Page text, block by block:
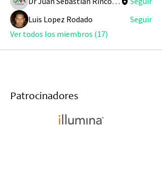
Luis Lopez Rodado
Seguir
Ver todos los miembros (17)
Patrocinadores